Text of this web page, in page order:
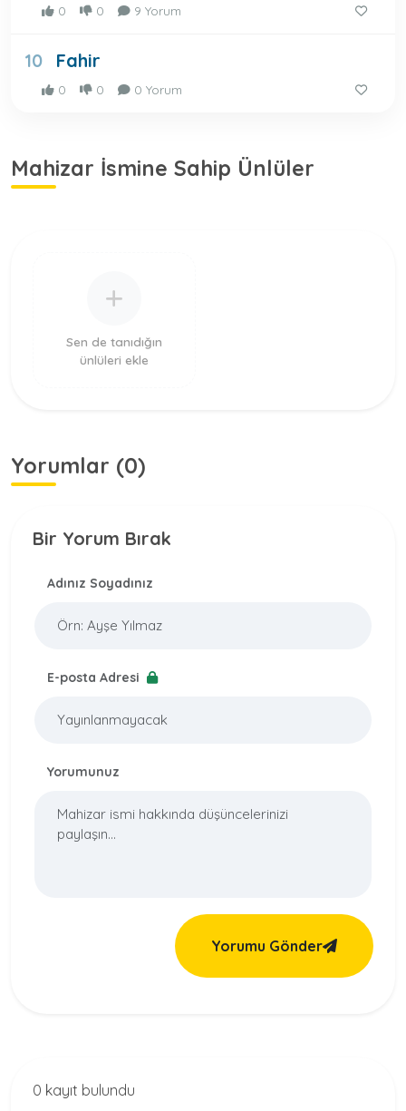
0 0 9 Yorum
10 Fahir
0 0 0 Yorum
Mahizar İsmine Sahip Ünlüler
Sen de tanıdığın
ünlüleri ekle
Yorumlar (0)
Bir Yorum Bırak
Adınız Soyadınız
E-posta Adresi
Yorumunuz
Yorumu Gönder
0 kayıt bulundu